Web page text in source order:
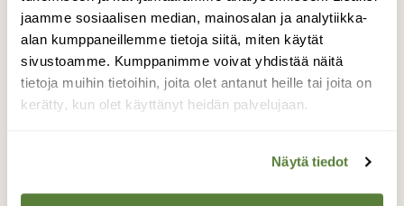
jaamme sosiaalisen median, mainosalan ja analytiikka-
alan kumppaneillemme tietoja siitä, miten käytät
sivustoamme. Kumppanimme voivat yhdistää näitä
tietoja muihin tietoihin, joita olet antanut heille tai joita on
kerätty, kun olet käyttänyt heidän palvelujaan.
Näytä tiedot
juttu >
Maja saaressa
Lounaissaariston kalamajat kertovat vanhasta